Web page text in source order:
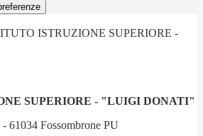
ISTRUZIONE SUPERIORE -
SUPERIORE - "LUIGI DONATI"
61034 Fossombrone PU